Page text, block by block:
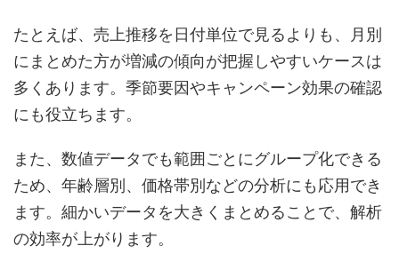
たとえば、売上推移を日付単位で見るよりも、月別
にまとめた方が増減の傾向が把握しやすいケースは
多くあります。季節要因やキャンペーン効果の確認
にも役立ちます。
また、数値データでも範囲ごとにグループ化できる
ため、年齢層別、価格帯別などの分析にも応用でき
ます。細かいデータを大きくまとめることで、解析
の効率が上がります。